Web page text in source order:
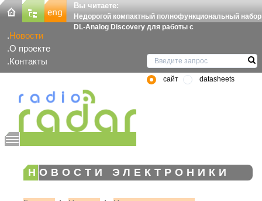
Вы читаете:
Недорогой компактный полнофункциональный набор
DL-Analog Discovery для работы с
Новости
О проекте
Контакты
сайт datasheets
НОВОСТИ ЭЛЕКТРОНИКИ